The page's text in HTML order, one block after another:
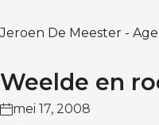
Jeroen De Meester -
Weelde en
mei 17, 2008